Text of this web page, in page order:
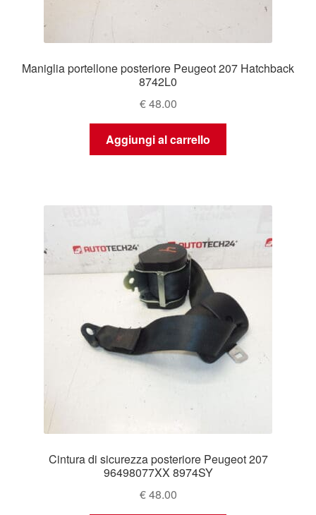
Maniglia portellone posteriore Peugeot 207 Hatchback
8742L0
€48.00
Aggiungi al carrello
Cintura di sicurezza posteriore Peugeot 207
96498077XX 8974SY
€48.00